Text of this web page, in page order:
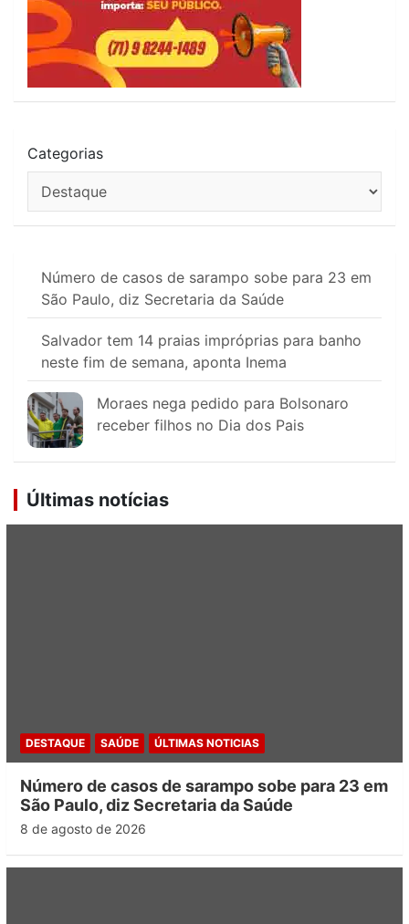
Categorias
Número de casos de sarampo sobe para 23 em
São Paulo, diz Secretaria da Saúde
Salvador tem 14 praias impróprias para banho
neste fim de semana, aponta Inema
Moraes nega pedido para Bolsonaro
receber filhos no Dia dos Pais
Últimas notícias
DESTAQUE SAÚDE ÚLTIMAS NOTICIAS
Número de casos de sarampo sobe para 23 em
São Paulo, diz Secretaria da Saúde
8 de agosto de 2026